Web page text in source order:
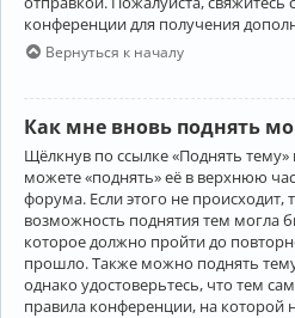
конференции для получения
Вернуться к началу
Как мне вновь поднять
Щёлкнув по ссылке «Поднять
можете «поднять» её в верхнюю
форума. Если этого не происходит,
возможность поднятия тем могла
которое должно пройти до
прошло. Также можно поднять
однако удостоверьтесь, что тем
правила конференции, на которой